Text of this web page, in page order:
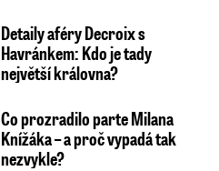
Detaily aféry Decroix s
Havránkem: Kdo je tady
největší královna?
Co prozradilo parte Milana
Knížáka – a proč vypadá tak
nezvykle?